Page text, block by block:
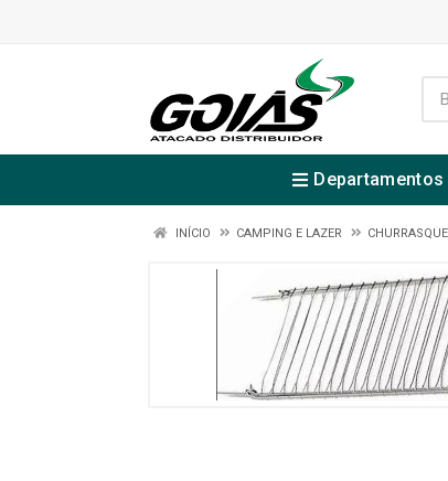
Departamentos
INÍCIO CAMPING E LAZER